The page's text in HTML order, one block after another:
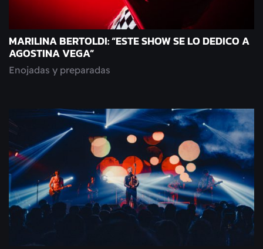
MARILINA BERTOLDI: “ESTE SHOW SE LO DEDICO A
AGOSTINA VEGA”
Enojadas y preparadas